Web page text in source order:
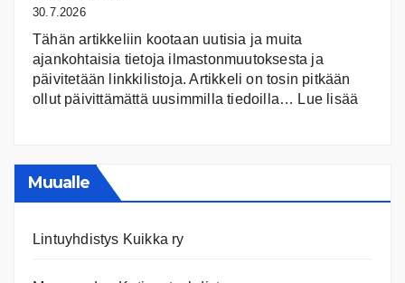
30.7.2026
Tähän artikkeliin kootaan uutisia ja muita
ajankohtaisia tietoja ilmastonmuutoksesta ja
päivitetään linkkilistoja. Artikkeli on tosin pitkään
ollut päivittämättä uusimmilla tiedoilla… Lue lisää
Muualle
Lintuyhdistys Kuikka ry